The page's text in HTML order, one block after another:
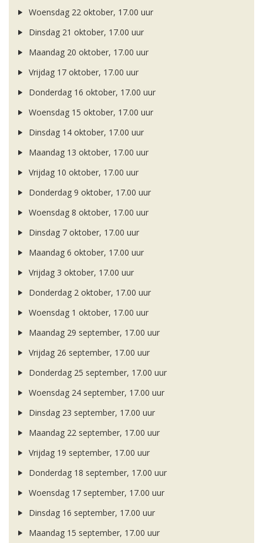
Woensdag 22 oktober, 17.00 uur
Dinsdag 21 oktober, 17.00 uur
Maandag 20 oktober, 17.00 uur
Vrijdag 17 oktober, 17.00 uur
Donderdag 16 oktober, 17.00 uur
Woensdag 15 oktober, 17.00 uur
Dinsdag 14 oktober, 17.00 uur
Maandag 13 oktober, 17.00 uur
Vrijdag 10 oktober, 17.00 uur
Donderdag 9 oktober, 17.00 uur
Woensdag 8 oktober, 17.00 uur
Dinsdag 7 oktober, 17.00 uur
Maandag 6 oktober, 17.00 uur
Vrijdag 3 oktober, 17.00 uur
Donderdag 2 oktober, 17.00 uur
Woensdag 1 oktober, 17.00 uur
Maandag 29 september, 17.00 uur
Vrijdag 26 september, 17.00 uur
Donderdag 25 september, 17.00 uur
Woensdag 24 september, 17.00 uur
Dinsdag 23 september, 17.00 uur
Maandag 22 september, 17.00 uur
Vrijdag 19 september, 17.00 uur
Donderdag 18 september, 17.00 uur
Woensdag 17 september, 17.00 uur
Dinsdag 16 september, 17.00 uur
Maandag 15 september, 17.00 uur